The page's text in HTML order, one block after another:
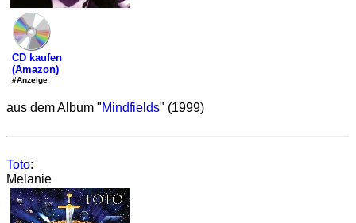
CD kaufen
(Amazon)
#Anzeige
aus dem Album "Mindfields" (1999)
Toto:
Melanie